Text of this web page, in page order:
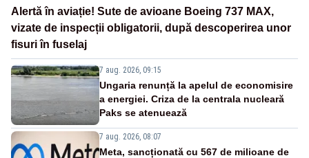
Alertă în aviație! Sute de avioane Boeing 737 MAX,
vizate de inspecții obligatorii, după descoperirea unor
fisuri în fuselaj
7 aug. 2026, 09:15
Ungaria renunță la apelul de economisire
a energiei. Criza de la centrala nucleară
Paks se atenuează
7 aug. 2026, 08:07
Meta, sancționată cu 567 de milioane de